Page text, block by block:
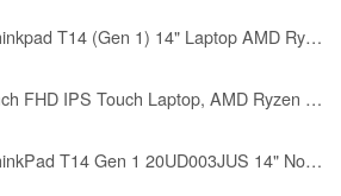
Lenovo Thinkpad T14 (Gen 1) 14" Laptop AMD Ryzen 7 Pro 4750U 1.7Ghz, 32GB DDR4, 512GB NVMe SSD, 1080p Full HD, Win 10 Pro
HP 15.6 inch FHD IPS Touch Laptop, AMD Ryzen 7 7730U, 16GB DDR4 RAM, 512GB SSD, Webcam, Windows 11 Home, Copilot AI, Natural Silver, 15-fc0057wm
Lenovo ThinkPad T14 Gen 1 20UD003JUS 14" Notebook - Full HD - 1920 x 1080 - AMD Ryzen 7 PRO 4750U Octa-core (8 Core) 1.70 GHz - 16 GB RAM - 512 GB SSD - Glossy Black - Windows 10 Pro - AMD Radeon